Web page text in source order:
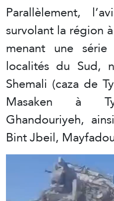
Parallèlement,
survolant la région
menant une
localités du Sud,
Shemali (caza de
Masaken à
Ghandouriyeh,
Bint Jbeil,